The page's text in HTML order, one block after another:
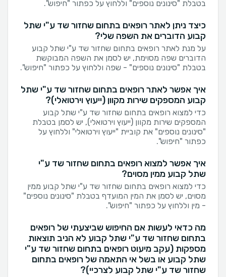
בטבלת "סינונים נוספים" וללחוץ על כפתור "חיפוש".
כיצד ניתן לאתר רופאים בתחום שחזור שד ע"י שתל
קבוע הדוברים את השפה שלי?
על מנת לאתר רופאים בתחום שחזור שד ע"י שתל קבוע
הדוברים שפה מסוימת, יש לסמן את השפה המבוקשת
בטבלת "סינונים נוספים" - שפה וללחוץ על כפתור "חיפוש".
איך אפשר לאתר רופאים בתחום שחזור שד ע"י שתל
קבוע המספקים שירות מקוון (ייעוץ וירטואלי)?
כדי למצוא רופאים בתחום שחזור שד ע"י שתל קבוע
המספקים שירות מקוון (ייעוץ וירטואלי), יש לסמן בטבלת
"סינונים נוספים" את קוביית "ייעוץ וירטואלי" וללחוץ על
כפתור "חיפוש".
איך אפשר למצוא רופאים בתחום שחזור שד ע"י
שתל קבוע ממין מסוים?
כדי למצוא רופאים בתחום שחזור שד ע"י שתל קבוע ממין
מסוים, יש לסמן את המין המועדף בטבלת "סינונים נוספים"
- מין וללחוץ על כפתור "חיפוש".
מה כדאי לעשות אם החיפוש שביצעתי של רופאים
בתחום שחזור שד ע"י שתל קבוע לא הניב תוצאות
מספקות (עקב מיעוט רופאים בתחום שחזור שד ע"י
שתל קבוע או בשל אי התאמה של רופאים בתחום
שחזור שד ע"י שתל קבוע לצרכיי)?